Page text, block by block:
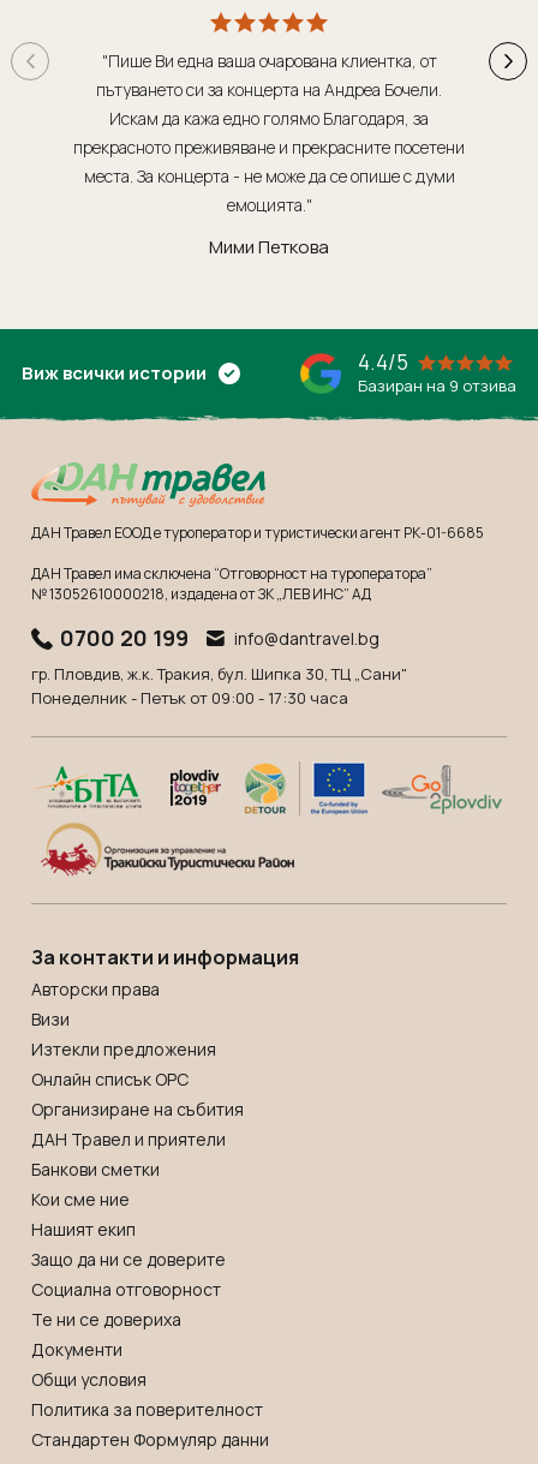
Екскурзии в Естония
Екскурзии в Катар
Екскурзии в Непал
Екскурзии в Полша
Екскурзии в Сърбия
Екскурзии в Унгария
Екскурзии в Румъния
Екскурзии в Северна Македония
Екскурзии в Словения
Екскурзии във Франция
Екскурзии България
Екскурзии във Финландия
Екскурзии в Шотландия
Екскурзии в Русия
Екскурзии в Исландия
Екскурзии в Нигерия
Екскурзии в Норвегия
Екскурзии в Узбекистан
Екскурзии в Канада
Екскурзии в САЩ
Иран
Камбоджа
Китай
Малдиви
Малайзия
Мароко
Мексико
Намибия
Оман
ОАЕ
Панама
Парагвай
Перу
Сейшели
Сингапур
Тайланд
Танзания
Уганда
Чили
Шри Ланка
Южна Африка
Южна Корея
Япония
"Пише Ви една ваша очарована клиентка, от
пътуването си за концерта на Андреа Бочели.
Искам да кажа едно голямо Благодаря, за
прекрасното преживяване и прекрасните посетени
места. За концерта - не може да се опише с думи
емоцията."
Мими Петкова
Виж всички истории 4.4/5
Базиран на 9 отзива
ДАН Травел ЕООД е туроператор и туристически агент РК-01-6685
ДАН Травел има сключена “Отговорност на туроператора”
№ 13052610000218, издадена от ЗК „ЛЕВ ИНС” АД
0700 20 199 info@dantravel.bg
гр. Пловдив, ж.к. Тракия, бул. Шипка 30, ТЦ „Сани"
Понеделник - Петък от 09:00 - 17:30 часа
За контакти и информация
Авторски права
Визи
Изтекли предложения
Онлайн списък OРС
Организиране на събития
ДАН Травел и приятели
Банкови сметки
Кои сме ние
Нашият екип
Защо да ни се доверите
Социална отговорност
Те ни се довериха
Документи
Общи условия
Политика за поверителност
Стандартен Формуляр данни